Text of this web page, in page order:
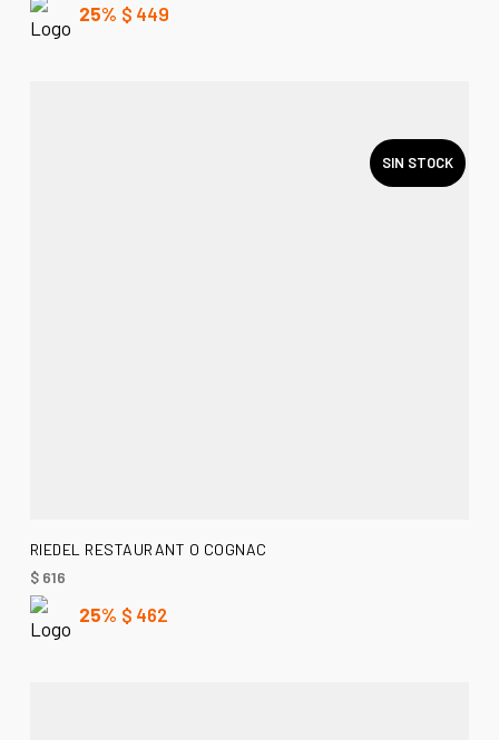
25% $ 449
SIN STOCK
LEER MÁS
RIEDEL RESTAURANT O COGNAC
$616
25% $ 462